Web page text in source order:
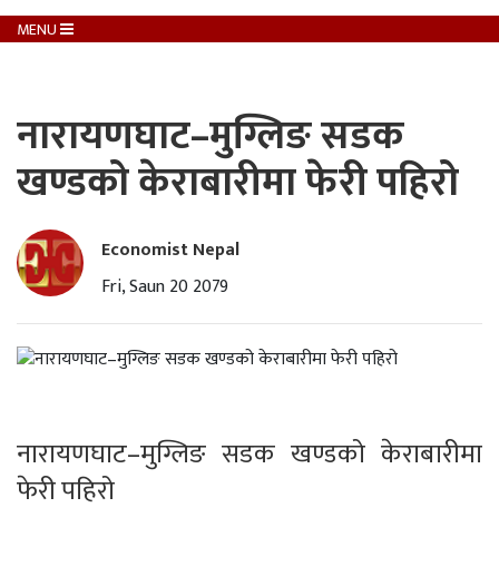
MENU
नारायणघाट–मुग्लिङ सडक
खण्डको केराबारीमा फेरी पहिरो
Economist Nepal
Fri, Saun 20 2079
नारायणघाट–मुग्लिङ सडक खण्डको केराबारीमा
फेरी पहिरो